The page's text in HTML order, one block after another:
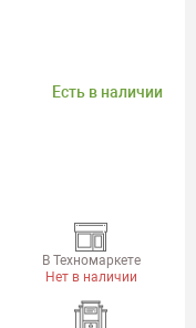
Есть в наличии
В Техномаркете
Нет в наличии